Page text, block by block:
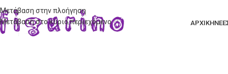
Μετάβαση στην πλοήγηση
Μετάβαση στο κύριο περιεχόμενο
ΑΡΧΙΚΗ